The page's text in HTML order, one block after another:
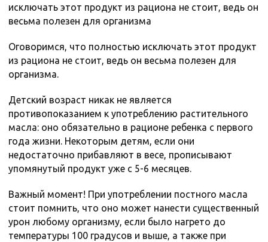
исключать этот продукт из рациона не стоит, ведь он
весьма полезен для организма
Оговоримся, что полностью исключать этот продукт
из рациона не стоит, ведь он весьма полезен для
организма.
Детский возраст никак не является
противопоказанием к употреблению растительного
масла: оно обязательно в рационе ребенка с первого
года жизни. Некоторым детям, если они
недостаточно прибавляют в весе, прописывают
упомянутый продукт уже с 5-6 месяцев.
Важный момент! При употреблении постного масла
стоит помнить, что оно может нанести существенный
урон любому организму, если было нагрето до
температуры 100 градусов и выше, а также при